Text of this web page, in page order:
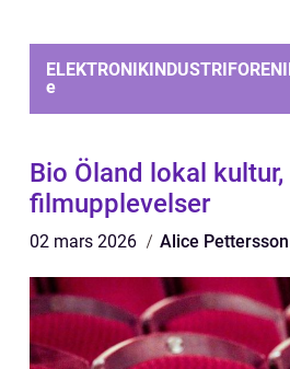
e
Bio Öland lokal
filmupplevelser
02 mars 2026 Alice Pettersson